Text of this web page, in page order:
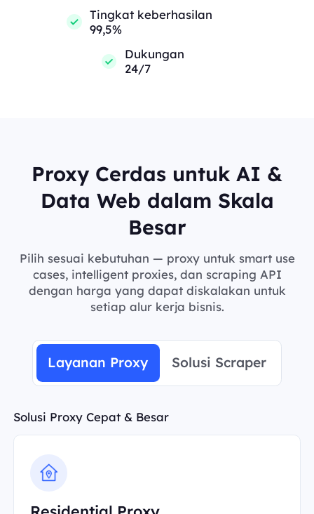
Tingkat keberhasilan
99,5%
Dukungan
24/7
Proxy Cerdas untuk AI &
Data Web dalam Skala
Besar
Pilih sesuai kebutuhan — proxy untuk smart use
cases, intelligent proxies, dan scraping API
dengan harga yang dapat diskalakan untuk
setiap alur kerja bisnis.
Layanan Proxy Solusi Scraper
Solusi Proxy Cepat & Besar